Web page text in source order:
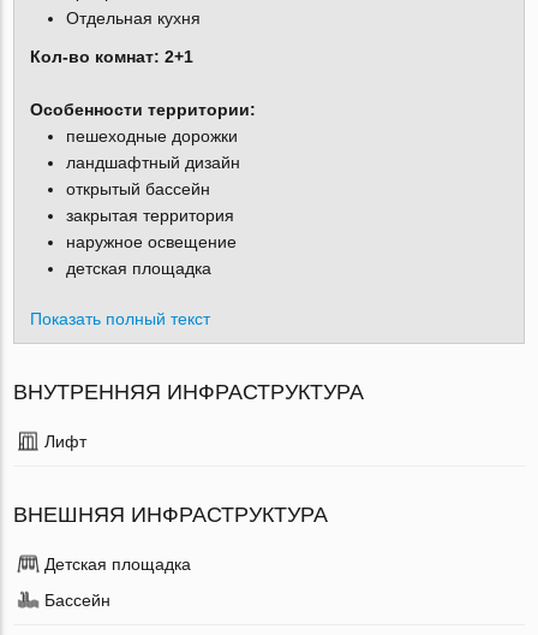
Отдельная кухня
Кол-во комнат: 2+1
Особенности территории:
пешеходные дорожки
ландшафтный дизайн
открытый бассейн
закрытая территория
наружное освещение
детская площадка
Показать полный текст
ВНУТРЕННЯЯ ИНФРАСТРУКТУРА
Лифт
ВНЕШНЯЯ ИНФРАСТРУКТУРА
Детская площадка
Бассейн